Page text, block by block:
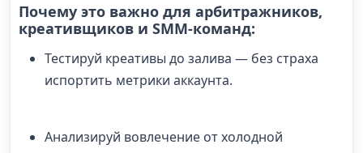
Почему это важно для арбитражников,
креативщиков и SMM-команд:
Тестируй креативы до залива — без страха
испортить метрики аккаунта.
Анализируй вовлечение от холодной